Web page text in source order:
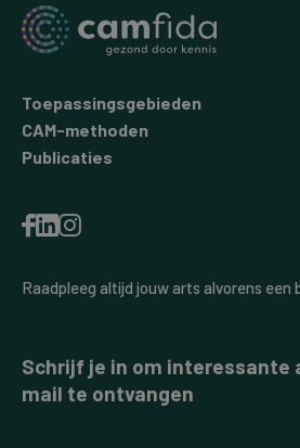
Toepassingsgebieden
CAM-methoden
Publicaties
Raadpleeg altijd jouw arts alvorens een
Schrijf je in om interessante
mail te ontvangen